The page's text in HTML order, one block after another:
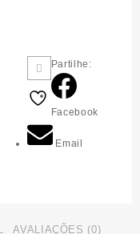
Partilhe:
Facebook
Email
AVALIAÇÕES (0)